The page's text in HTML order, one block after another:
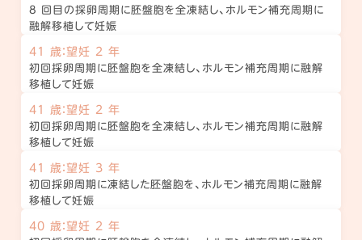
8 回目の採卵周期に胚盤胞を全凍結し、ホルモン補充周期に
融解移植して妊娠
41 歳：望妊 2 年
初回採卵周期に胚盤胞を全凍結し、ホルモン補充周期に融解
移植して妊娠
41 歳：望妊 2 年
初回採卵周期に胚盤胞を全凍結し、ホルモン補充周期に融解
移植して妊娠
41 歳：望妊 3 年
初回採卵周期に凍結した胚盤胞を、ホルモン補充周期に融解
移植して妊娠
40 歳：望妊 2 年